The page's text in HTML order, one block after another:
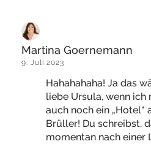
Martina Goernemann
9. Juli 2023
Hahahahaha! Ja das
liebe Ursula, wenn ich
auch noch ein „Hotel“
Brüller! Du schreibst,
momentan nach einer